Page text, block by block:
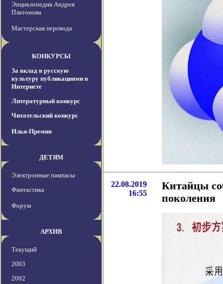
Энциклопедия Андрея
Платонова
Мастерская перевода
КОНКУРСЫ
За вклад в русскую
культуру публикациями в
Интернете
Литературный конкурс
Читательский конкурс
Илья-Премия
ДЕТЯМ
Электронные пампасы
Фантастика
Форум
АРХИВ
Текущий
2003
2002
22.08.2019
16:55
Китайцы
поколения